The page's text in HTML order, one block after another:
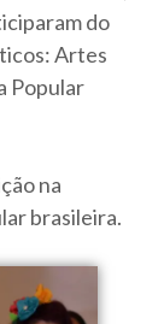
do
Artes
Popular
na
brasileira.